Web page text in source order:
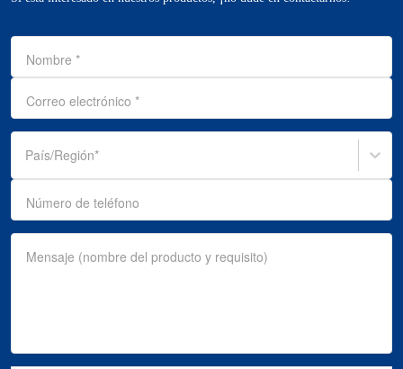
Nombre *
Correo electrónico *
País/Región*
Número de teléfono
Mensaje (nombre del producto y requisito)